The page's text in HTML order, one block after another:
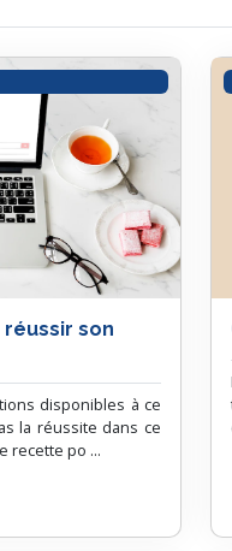
son
disponibles à ce
la réussite dans ce
recette po ...